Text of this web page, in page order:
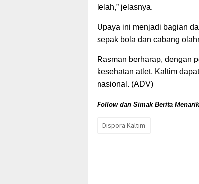
lelah,” jelasnya.
Upaya ini menjadi bagian
sepak bola dan cabang
Rasman berharap, dengan
kesehatan atlet, Kaltim
nasional. (ADV)
Follow dan Simak Berita Menarik
Dispora Kaltim